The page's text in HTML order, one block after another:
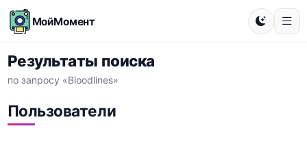
МойМомент
Результаты поиска
по запросу «Bloodlines»
Пользователи